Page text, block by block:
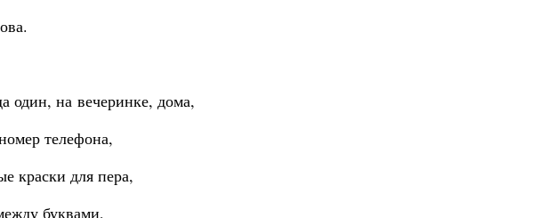
один, на вечеринке, дома,
телефона,
краски для пера,
буквами,